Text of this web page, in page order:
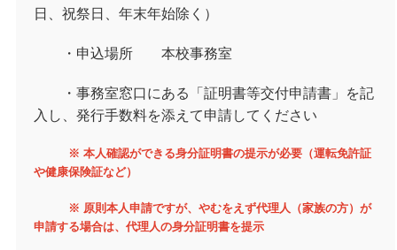
日、祝祭日、年末年始除く）
・申込場所 本校事務室
・事務室窓口にある「証明書等交付申請書」を記
入し、発行手数料を添えて申請してください
※ 本人確認ができる身分証明書の提示が必要（運転免許証
や健康保険証など）
※ 原則本人申請ですが、やむをえず代理人（家族の方）が
申請する場合は、代理人の身分証明書を提示